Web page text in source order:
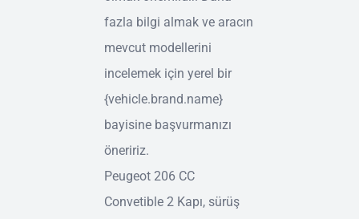
fazla bilgi almak ve aracın
mevcut modellerini
incelemek için yerel bir
{vehicle.brand.name}
bayisine başvurmanızı
öneririz.
Peugeot 206 CC
Convetible 2 Kapı, sürüş